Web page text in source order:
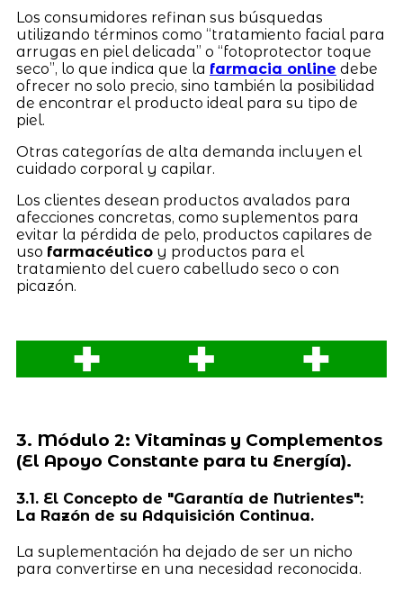
Los consumidores refinan sus búsquedas
utilizando términos como “tratamiento facial para
arrugas en piel delicada” o “fotoprotector toque
seco”, lo que indica que la farmacia online debe
ofrecer no solo precio, sino también la posibilidad
de encontrar el producto ideal para su tipo de
piel.
Otras categorías de alta demanda incluyen el
cuidado corporal y capilar.
Los clientes desean productos avalados para
afecciones concretas, como suplementos para
evitar la pérdida de pelo, productos capilares de
uso farmacéuticoy productos para el
tratamiento del cuero cabelludo seco o con
picazón.
3. Módulo 2: Vitaminas y Complementos
(El Apoyo Constante para tu Energía).
3.1. El Concepto de "Garantía de Nutrientes":
La Razón de su Adquisición Continua.
La suplementación ha dejado de ser un nicho
para convertirse en una necesidad reconocida.